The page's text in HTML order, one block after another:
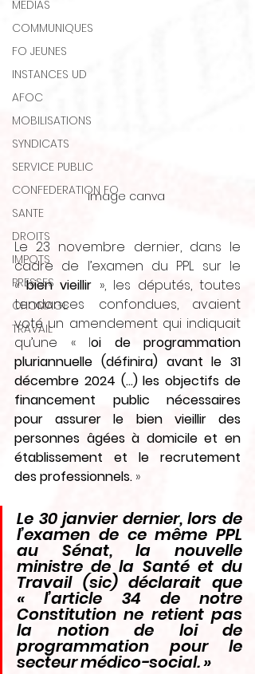
MEDIAS
COMMUNIQUES
FO JEUNES
INSTANCES UD
AFOC
MOBILISATIONS
SYNDICATS
SERVICE PUBLIC
CONFEDERATION FO
SANTE
DROITS
IMPOTS
PRESSES
CHOMAGE
TRAVAIL
image canva
Le 23 novembre dernier, dans le
cadre de l’examen du PPL sur le
« bien vieillir », les députés, toutes
tendances confondues, avaient
voté un amendement qui indiquait
qu’une « loi de programmation
pluriannuelle (définira) avant le 31
décembre 2024 (…) les objectifs de
financement public nécessaires
pour assurer le bien vieillir des
personnes âgées à domicile et en
établissement et le recrutement
des professionnels. »
Le 30 janvier dernier, lors de
l’examen de ce même PPL
au Sénat, la nouvelle
ministre de la Santé et du
Travail (sic) déclarait que
« l’article 34 de notre
Constitution ne retient pas
la notion de loi de
programmation pour le
secteur médico-social. »